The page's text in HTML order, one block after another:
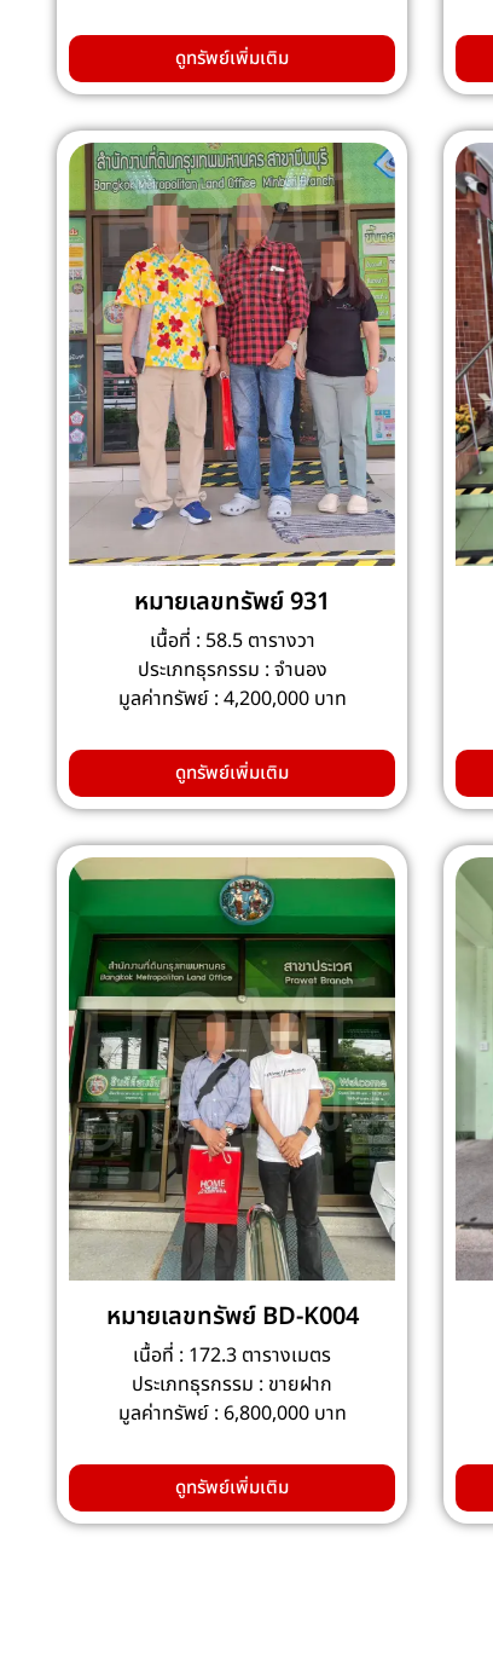
ดูทรัพย์เพิ่มเติม
หมายเลขทรัพย์ 931
เนื้อที่ : 58.5 ตารางวา
ประเภทธุรกรรม : จำนอง
มูลค่าทรัพย์ : 4,200,000 บาท
ดูทรัพย์เพิ่มเติม
หมายเลขทรัพย์ BD-K004
เนื้อที่ : 172.3 ตารางเมตร
ประเภทธุรกรรม : ขายฝาก
มูลค่าทรัพย์ : 6,800,000 บาท
ดูทรัพย์เพิ่มเติม